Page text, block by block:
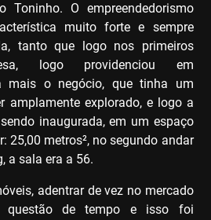
O empreendedorismo
muito forte e sempre
tanto que logo nos primeiros
logo providenciou em
mais o negócio, que tinha um
amplamente explorado, e logo a
inaugurada, em um espaço
25,00 metros², no segundo andar
a sala era a 56.
adentrar de vez no mercado
questão de tempo e isso foi